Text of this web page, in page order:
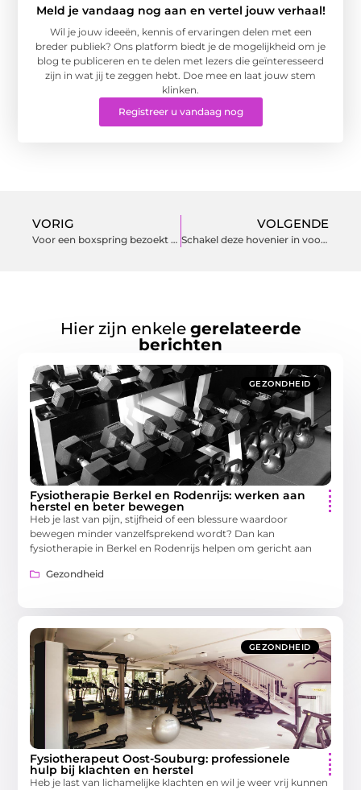
Meld je vandaag nog aan en vertel jouw verhaal!
Wil je jouw ideeën, kennis of ervaringen delen met een
breder publiek? Ons platform biedt je de mogelijkheid om je
blog te publiceren en te delen met lezers die geïnteresseerd
zijn in wat jij te zeggen hebt. Doe mee en laat jouw stem
klinken.
Registreer u vandaag nog
VORIG
Voor een boxspring bezoekt u deze showroom in Weert
VOLGENDE
Schakel deze hovenier in voor uw tuin in de regio Nieuwegein
Hier zijn enkele gerelateerde
berichten
GEZONDHEID
Fysiotherapie Berkel en Rodenrijs: werken aan
herstel en beter bewegen
Heb je last van pijn, stijfheid of een blessure waardoor
bewegen minder vanzelfsprekend wordt? Dan kan
fysiotherapie in Berkel en Rodenrijs helpen om gericht aan
Gezondheid
GEZONDHEID
Fysiotherapeut Oost-Souburg: professionele
hulp bij klachten en herstel
Heb je last van lichamelijke klachten en wil je weer vrij kunnen